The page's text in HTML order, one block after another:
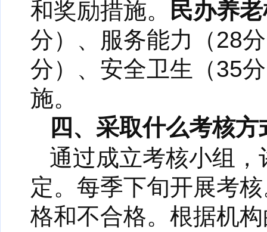
和奖励措施。 民办养
分）、服务能力（28
分）、安全卫生（35
施。
四、采取什么考核
通过成立考核小组
定。每季下旬开展考
格和不合格。根据机